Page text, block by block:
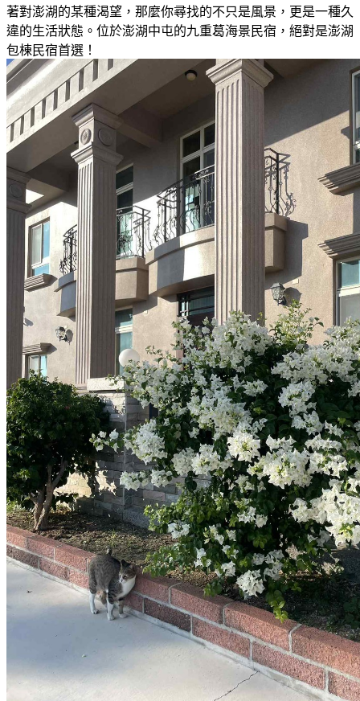
著對澎湖的某種渴望，那麼你尋找的不只是風景，更是一種久
違的生活狀態。位於澎湖中屯的九重葛海景民宿，絕對是澎湖
包棟民宿首選！